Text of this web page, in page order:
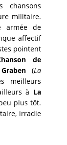
chansons
militaire.
armée de
affectif
pointent
de
(La
meilleurs
à La
plus tôt.
irradie